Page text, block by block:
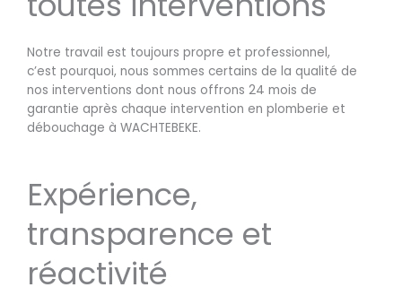
Notre travail est toujours propre et professionnel,
c’est pourquoi, nous sommes certains de la qualité de
nos interventions dont nous offrons 24 mois de
garantie après chaque intervention en plomberie et
débouchage à WACHTEBEKE.
Expérience,
transparence et
réactivité